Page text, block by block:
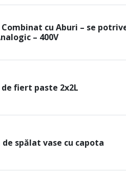
cu Aburi – se
– 400V
fiert paste 2x2L
de spălat vase cu capota